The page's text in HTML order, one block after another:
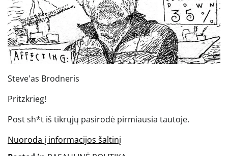
Steve'as Brodneris
Pritzkrieg!
Post sh*t iš tikrųjų pasirodė pirmiausia tautoje.
Nuoroda į informacijos šaltinį